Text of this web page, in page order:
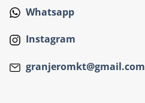
Whatsapp
Instagram
granjeromkt@gmail.com